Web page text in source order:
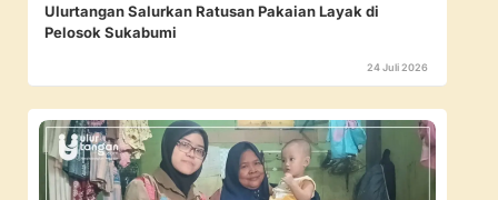
Ulurtangan Salurkan Ratusan Pakaian Layak di
Pelosok Sukabumi
24 Juli 2026